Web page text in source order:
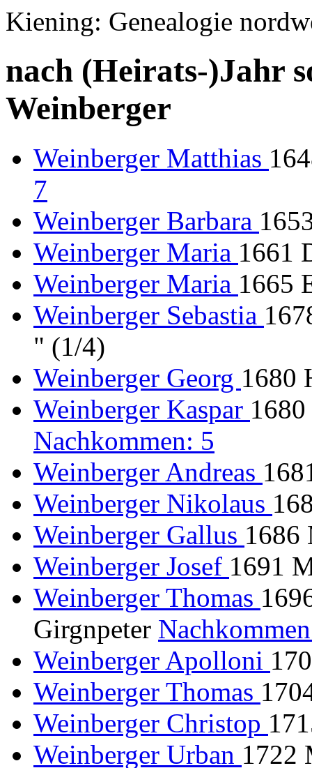
Kiening: Genealogie
nach (Heirats-)Jahr
Weinberger
Weinberger Matthias
7
Weinberger Barbara
Weinberger Maria 1661
Weinberger Maria 1665
Weinberger Sebastia
" (1/4)
Weinberger Georg 1680
Weinberger Kaspar
Nachkommen: 5
Weinberger Andreas
Weinberger Nikolaus
Weinberger Gallus
Weinberger Josef 1691
Weinberger Thomas
Girgnpeter
Weinberger Apolloni
Weinberger Thomas
Weinberger Christop
Weinberger Urban 1722